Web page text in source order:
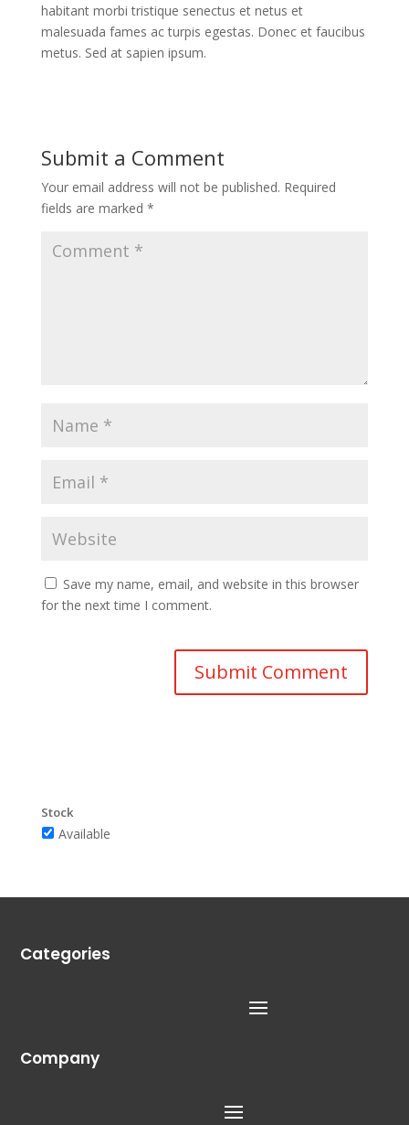
habitant morbi tristique senectus et netus et
malesuada fames ac turpis egestas. Donec et faucibus
metus. Sed at sapien ipsum.
Submit a Comment
Your email address will not be published. Required
fields are marked *
Save my name, email, and website in this browser
for the next time I comment.
Stock
Available
Categories
Company